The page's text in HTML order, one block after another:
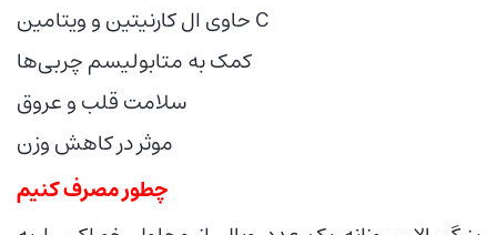
حاوی ال کارنیتین و ویتامین C
کمک به متابولیسم چربی‌ها
سلامت قلب و عروق
موثر در کاهش وزن
چطور مصرف کنیم